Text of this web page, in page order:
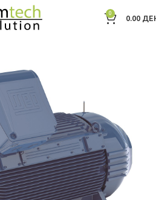
0
0.00
Low Voltage IEC Motors